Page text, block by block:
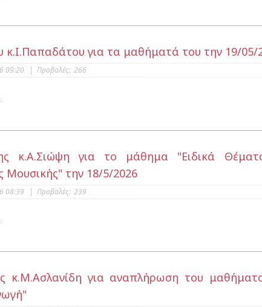
κ.Ι.Παπαδάτου για τα μαθήματά του την 19/05/
09:20 | Προβολές: 266
κ.Α.Σιώψη για το μάθημα "Ειδικά
Μουσικής" την 18/5/2026
08:39 | Προβολές: 239
κ.Μ.Ασλανίδη για αναπλήρωση του